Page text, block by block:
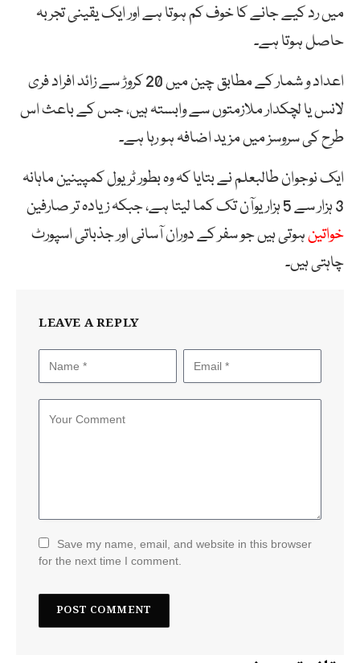
میں رد کیے جانے کا خوف کم ہوتا ہے اور ایک یقینی تجربہ
حاصل ہوتا ہے۔
اعداد و شمار کے مطابق چین میں 20 کروڑ سے زائد افراد فری
لانس یا لچکدار ملازمتوں سے وابستہ ہیں، جس کے باعث اس
طرح کی سروسز میں مزید اضافہ ہو رہا ہے۔
ایک نوجوان طالبعلم نے بتایا کہ وہ بطور ٹریول کمپینین ماہانہ
3 ہزار سے 5 ہزار یوآن تک کما لیتا ہے، جبکہ زیادہ تر صارفین
خواتینہوتی ہیں جو سفر کے دوران آسانی اور جذباتی اسپورٹ
چاہتی ہیں۔
LEAVE A REPLY
Save my name, email, and website in this browser
for the next time I comment.